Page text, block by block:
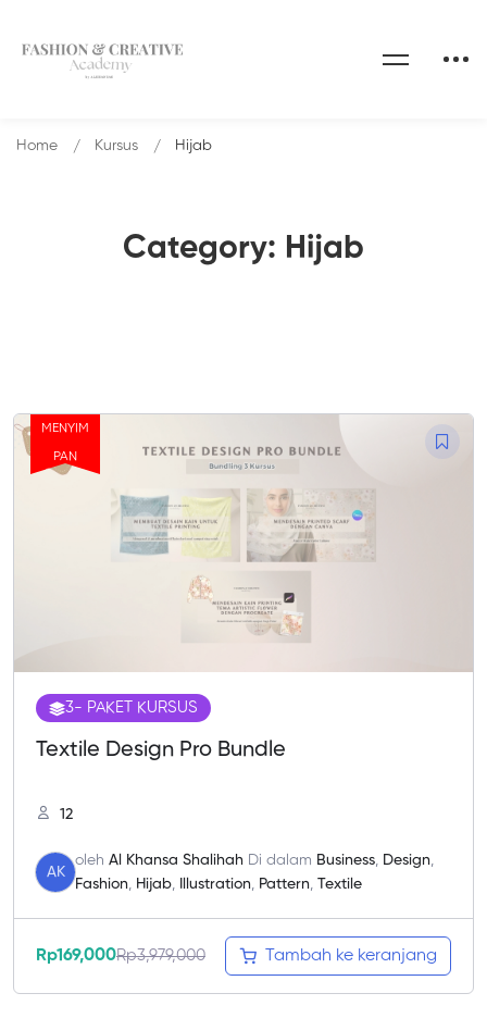
Category: Hijab
Home Kursus Hijab
MENYIM
PAN
95.75%
3- PAKET KURSUS
Textile Design Pro Bundle
12
AK
oleh Al Khansa Shalihah Di dalam Business, Design,
Fashion, Hijab, Illustration, Pattern, Textile
Rp169,000Rp3,979,000 Tambah ke keranjang